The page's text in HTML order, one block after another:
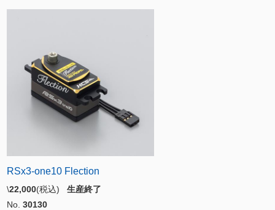
RSx3-one10 Flection
\22,000(税込) 生産終了
No. 30130